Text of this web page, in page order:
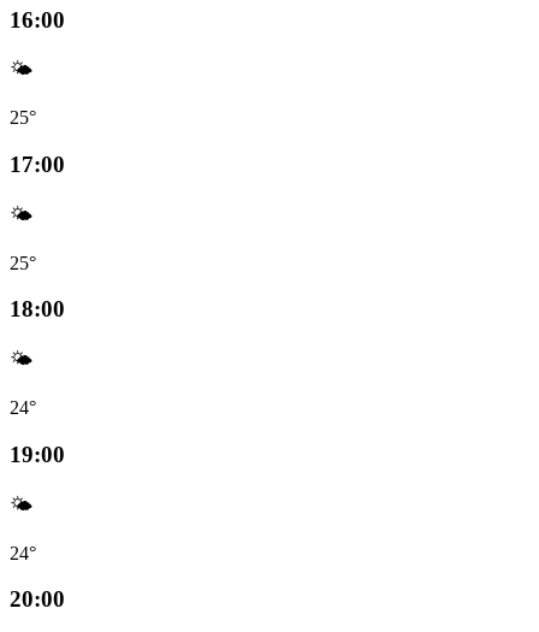
16:00
🌤️
25°
17:00
🌤️
25°
18:00
🌤️
24°
19:00
🌤️
24°
20:00